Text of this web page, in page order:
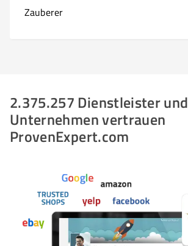
Zauberer
2.375.257 Dienstleister und
Unternehmen vertrauen
ProvenExpert.com